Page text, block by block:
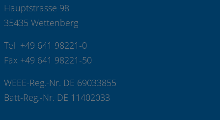
Hauptstrasse 98
35435 Wettenberg
Tel +49 641 98221-0
Fax +49 641 98221-50
WEEE-Reg.-Nr. DE 69033855
Batt-Reg.-Nr. DE 11402033